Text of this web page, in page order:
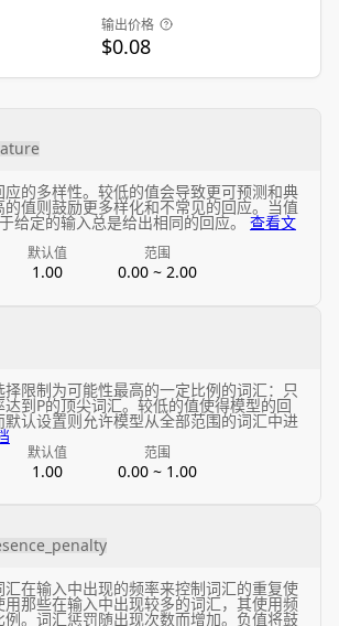
输出价格
$0.08
应的多样性。较低的值会导致更可预测和典
值则鼓励更多样化和不常见的回应。当值
给定的输入总是给出相同的回应。 查看文
默认值
1.00
范围
0.00 ~ 2.00
限制为可能性最高的一定比例的词汇：只
到P的顶尖词汇。较低的值使得模型的回
默认设置则允许模型从全部范围的词汇中进
默认值
1.00
范围
0.00 ~ 1.00
汇在输入中出现的频率来控制词汇的重复使
用那些在输入中出现较多的词汇，其使用频
。词汇惩罚随出现次数而增加。负值将鼓